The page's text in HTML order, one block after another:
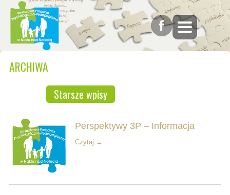
ARCHIWA
Starsze wpisy
Perspektywy 3P – Informacja
Czytaj →